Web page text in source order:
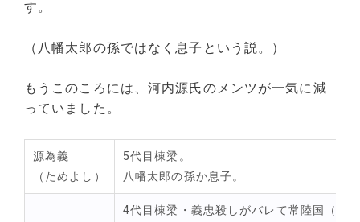
す。
（八幡太郎の孫ではなく息子という説。）
もうこのころには、河内源氏のメンツが一気に減
っていました。
源為義
（ためよし）
5代目棟梁。
八幡太郎の孫か息子。
4代目棟梁・義忠殺しがバレて常陸国（ひ